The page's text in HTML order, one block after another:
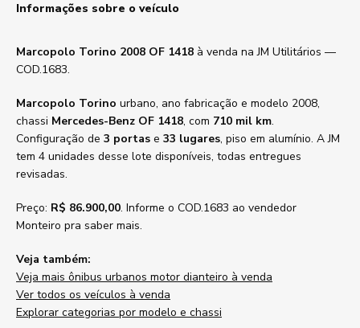
Informações sobre o veículo
Marcopolo Torino 2008 OF 1418 à venda na JM Utilitários —
COD.1683.
Marcopolo Torino urbano, ano fabricação e modelo 2008,
chassi Mercedes-Benz OF 1418, com 710 mil km.
Configuração de 3 portas e 33 lugares, piso em alumínio. A JM
tem 4 unidades desse lote disponíveis, todas entregues
revisadas.
Preço: R$ 86.900,00. Informe o COD.1683 ao vendedor
Monteiro pra saber mais.
Veja também:
Veja mais ônibus urbanos motor dianteiro à venda
Ver todos os veículos à venda
Explorar categorias por modelo e chassi